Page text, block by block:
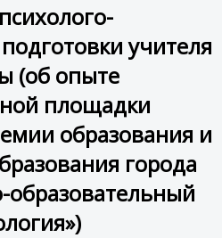
учителя
(об опыте
площадки
образования и
города